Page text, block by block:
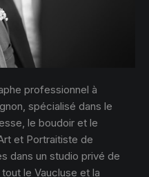
professionnel à
spécialisé dans le
le boudoir et le
et Portraitiste de
dans un studio privé de
le Vaucluse et la